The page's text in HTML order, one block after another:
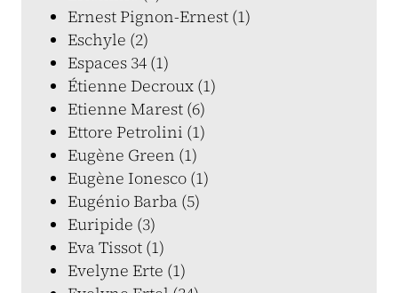
Ernest Pignon-Ernest (1)
Eschyle (2)
Espaces 34 (1)
Étienne Decroux (1)
Etienne Marest (6)
Ettore Petrolini (1)
Eugène Green (1)
Eugène Ionesco (1)
Eugénio Barba (5)
Euripide (3)
Eva Tissot (1)
Evelyne Erte (1)